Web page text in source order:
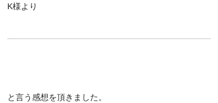
K様より
と言う感想を頂きました。